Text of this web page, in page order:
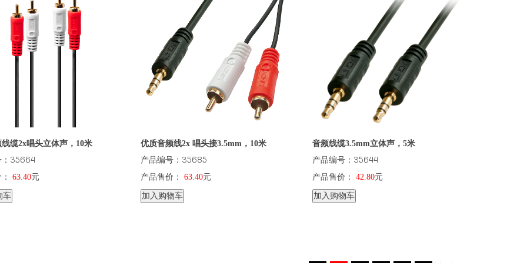
缆2x唱头立体声，10米
：35664
63.40元
车
优质音频线2x 唱头接3.5mm，10米
产品编号：35685
产品售价： 63.40元
加入购物车
音频线缆3.5mm立体声，5米
产品编号：35644
产品售价：42.80元
加入购物车